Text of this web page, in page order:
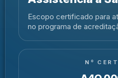
Escopo certificado para
no programa de
Nº